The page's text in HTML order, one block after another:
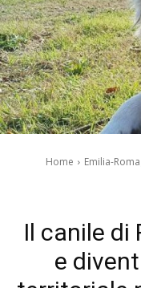
Home Emilia-
Il canile di
e